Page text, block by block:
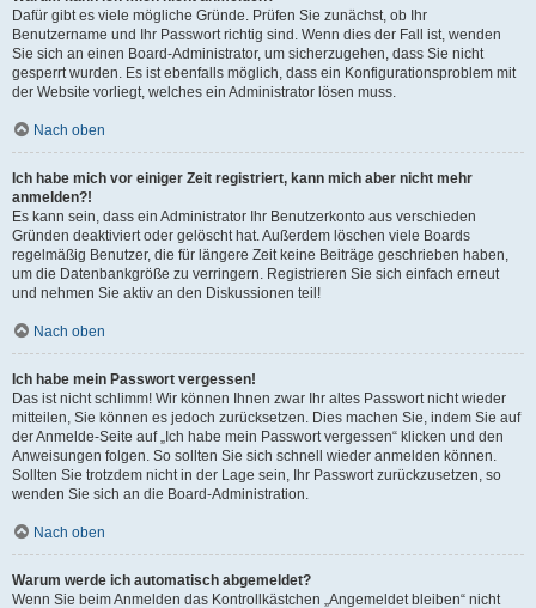
Dafür gibt es viele mögliche Gründe. Prüfen Sie zunächst, ob Ihr
Benutzername und Ihr Passwort richtig sind. Wenn dies der Fall ist, wenden
Sie sich an einen Board-Administrator, um sicherzugehen, dass Sie nicht
gesperrt wurden. Es ist ebenfalls möglich, dass ein Konfigurationsproblem mit
der Website vorliegt, welches ein Administrator lösen muss.
Nach oben
Ich habe mich vor einiger Zeit registriert, kann mich aber nicht mehr
anmelden?!
Es kann sein, dass ein Administrator Ihr Benutzerkonto aus verschieden
Gründen deaktiviert oder gelöscht hat. Außerdem löschen viele Boards
regelmäßig Benutzer, die für längere Zeit keine Beiträge geschrieben haben,
um die Datenbankgröße zu verringern. Registrieren Sie sich einfach erneut
und nehmen Sie aktiv an den Diskussionen teil!
Nach oben
Ich habe mein Passwort vergessen!
Das ist nicht schlimm! Wir können Ihnen zwar Ihr altes Passwort nicht wieder
mitteilen, Sie können es jedoch zurücksetzen. Dies machen Sie, indem Sie auf
der Anmelde-Seite auf „Ich habe mein Passwort vergessen“ klicken und den
Anweisungen folgen. So sollten Sie sich schnell wieder anmelden können.
Sollten Sie trotzdem nicht in der Lage sein, Ihr Passwort zurückzusetzen, so
wenden Sie sich an die Board-Administration.
Nach oben
Warum werde ich automatisch abgemeldet?
Wenn Sie beim Anmelden das Kontrollkästchen „Angemeldet bleiben“ nicht